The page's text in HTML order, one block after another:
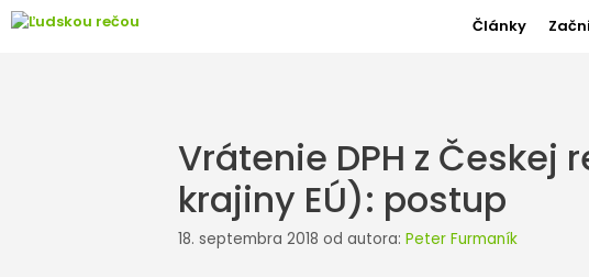
Preskočiť
Články
Vrátenie DPH z Českej
krajiny EÚ): postup
18. septembra 2018 od autora: Peter Furmaník